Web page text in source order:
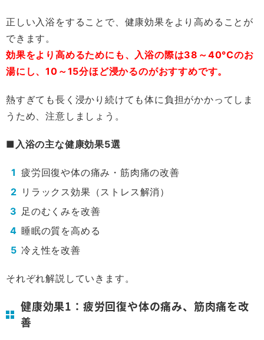
正しい入浴をすることで、健康効果をより高めることが
できます。
効果をより高めるためにも、入浴の際は38～40°Cのお
湯にし、10～15分ほど浸かるのがおすすめです。
熱すぎても長く浸かり続けても体に負担がかかってしま
うため、注意しましょう。
■入浴の主な健康効果5選
疲労回復や体の痛み・筋肉痛の改善
リラックス効果（ストレス解消）
足のむくみを改善
睡眠の質を高める
冷え性を改善
それぞれ解説していきます。
健康効果1：疲労回復や体の痛み、筋肉痛を改
善